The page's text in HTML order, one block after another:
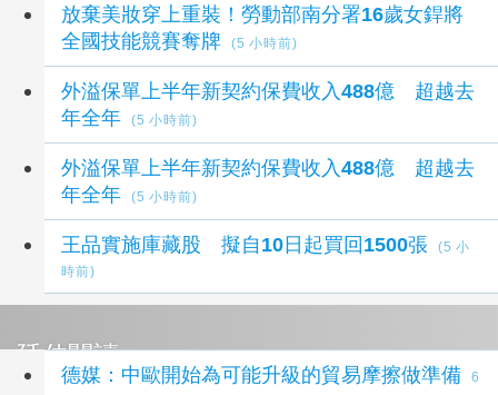
放棄美妝穿上重裝！勞動部南分署16歲女銲將
全國技能競賽奪牌
(5 小時前)
外溢保單上半年新契約保費收入488億 超越去
年全年
(5 小時前)
外溢保單上半年新契約保費收入488億 超越去
年全年
(5 小時前)
王品實施庫藏股 擬自10日起買回1500張
(5 小
時前)
延伸閱讀
德媒：中歐開始為可能升級的貿易摩擦做準備
6